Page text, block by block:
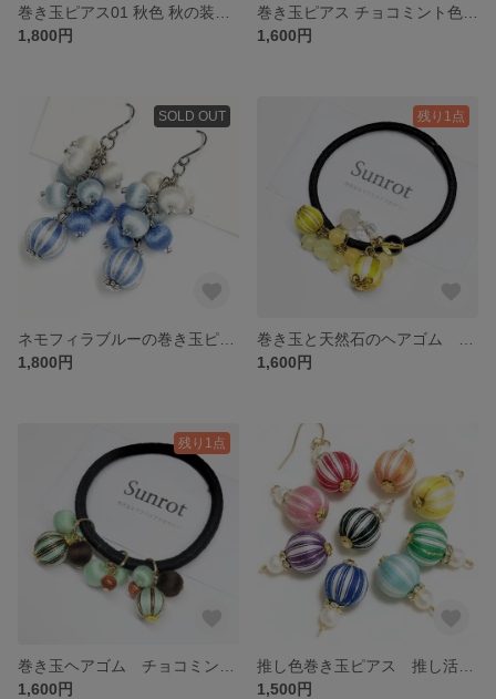
1,800円
1,600円
SOLD OUT
1,800円
残り1点
1,600円
残り1点
1,600円
1,500円